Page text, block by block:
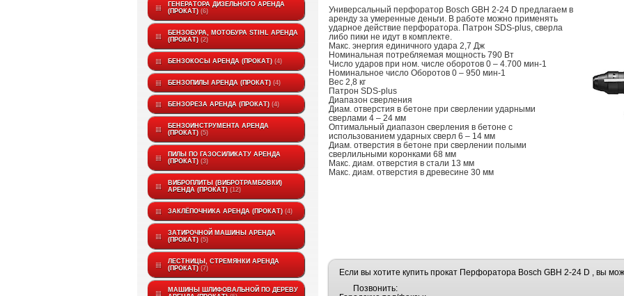
ГЕНЕРАТОРА ДИЗЕЛЬНОГО АРЕНДА
(ПРОКАТ) 6
БЕНЗОБУРА, МОТОБУРА STIHL АРЕНДА
(ПРОКАТ) 2
БЕНЗОКОСЫ АРЕНДА (ПРОКАТ) 4
БЕНЗОПИЛЫ АРЕНДА (ПРОКАТ) 4
БЕНЗОРЕЗА АРЕНДА (ПРОКАТ) 4
БЕНЗОИНСТРУМЕНТА АРЕНДА
(ПРОКАТ) 5
ПИЛЫ ПО ГАЗОСИЛИКАТУ АРЕНДА
(ПРОКАТ) 3
ВИБРОПЛИТЫ (ВИБРОТРАМБОВКИ)
АРЕНДА (ПРОКАТ) 12
ЗАКЛЁПОЧНИКА АРЕНДА (ПРОКАТ) 4
ЗАТИРОЧНОЙ МАШИНЫ АРЕНДА
(ПРОКАТ) 5
ЛЕСТНИЦЫ, СТРЕМЯНКИ АРЕНДА
(ПРОКАТ) 7
МАШИНЫ ШЛИФОВАЛЬНОЙ ПО ДЕРЕВУ
Универсальный перфоратор Bosch GBH 2-24 D предлагаем в
аренду за умеренные деньги. В работе можно применять
ударное действие перфоратора. Патрон SDS-plus, сверла
либо пики не идут в комплекте.
Макс. энергия единичного удара 2,7 Дж
Номинальная потребляемая мощность 790 Вт
Число ударов при ном. числе оборотов 0 – 4.700 мин-1
Номинальное число Оборотов 0 – 950 мин-1
Вес 2,8 кг
Патрон SDS-plus
Диапазон сверления
Диам. отверстия в бетоне при сверлении ударными
сверлами 4 – 24 мм
Оптимальный диапазон сверления в бетоне с
использованием ударных сверл 6 – 14 мм
Диам. отверстия в бетоне при сверлении полыми
сверлильными коронками 68 мм
Макс. диам. отверстия в стали 13 мм
Макс. диам. отверстия в древесине 30 мм
Если вы хотите купить прокат Перфоратора Bosch GBH 2-24 D , вы
Позвонить: